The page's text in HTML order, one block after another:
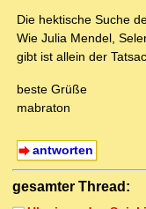
Die hektische Suche
Wie Julia Mendel,
gibt ist allein der
beste Grüße
mabraton
antworten
gesamter Thread: